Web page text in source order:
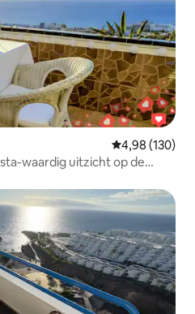
Gemiddelde
4,98 (130)
waardig uitzicht op de